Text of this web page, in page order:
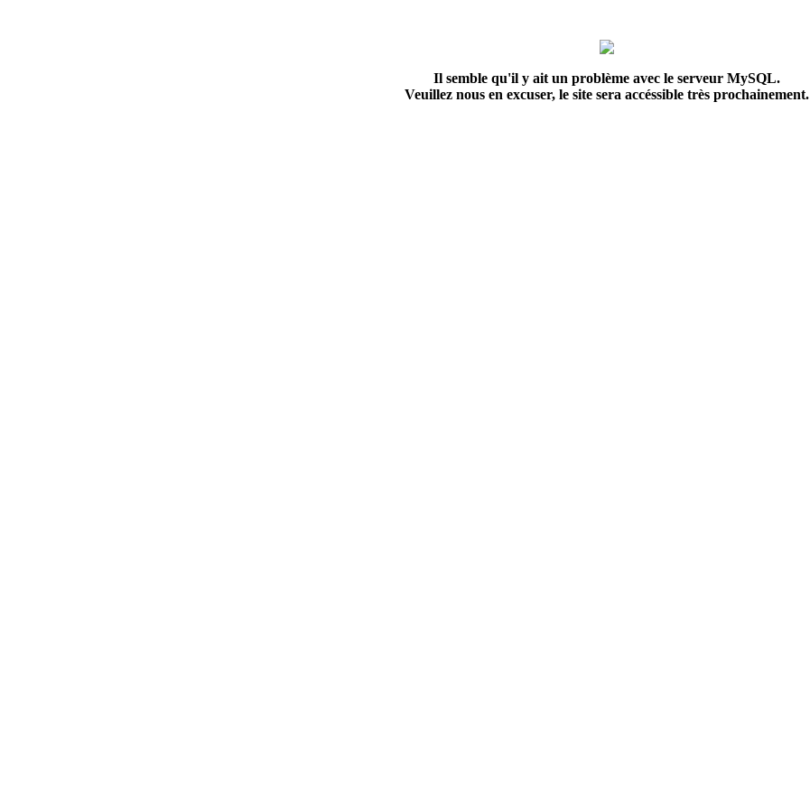
Il semble qu'il y ait un problème avec le serveur MySQL.
Veuillez nous en excuser, le site sera accéssible très prochainement.